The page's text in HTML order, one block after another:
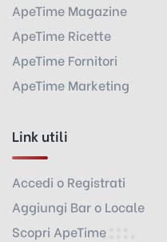
ApeTime Magazine
ApeTime Ricette
ApeTime Fornitori
ApeTime Marketing
Link utili
Accedi o Registrati
Aggiungi Bar o Locale
Scopri ApeTime